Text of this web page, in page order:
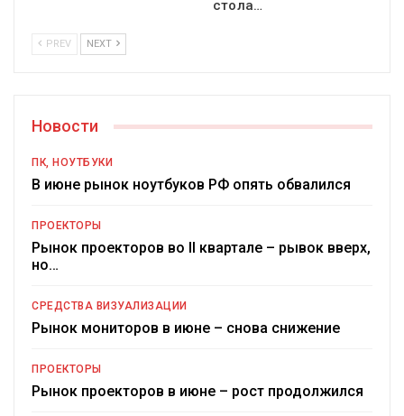
стола…
PREV NEXT
Новости
ПК, НОУТБУКИ
В июне рынок ноутбуков РФ опять обвалился
ПРОЕКТОРЫ
Рынок проекторов во II квартале – рывок вверх,
но…
СРЕДСТВА ВИЗУАЛИЗАЦИИ
Рынок мониторов в июне – снова снижение
ПРОЕКТОРЫ
Рынок проекторов в июне – рост продолжился